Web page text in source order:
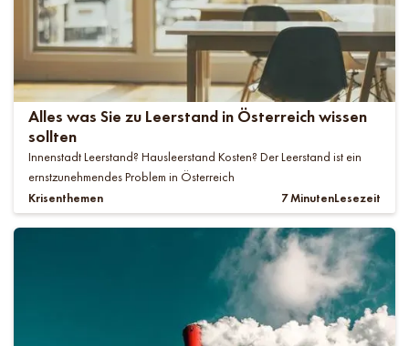
Alles was Sie zu Leerstand in Österreich wissen
sollten
Innenstadt Leerstand? Hausleerstand Kosten? Der Leerstand ist ein
ernstzunehmendes Problem in Österreich
Krisenthemen 7 MinutenLesezeit